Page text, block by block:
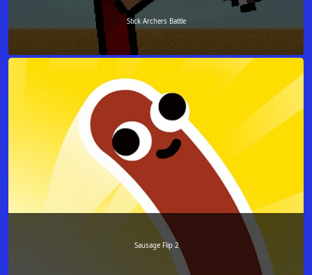
Stick Archers Battle
Sausage Flip 2